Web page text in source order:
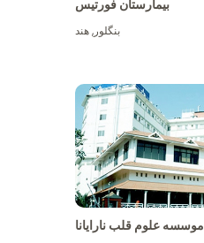
بیمارستان فورتیس
بنگلور,هند
موسسه علوم قلب نارایانا